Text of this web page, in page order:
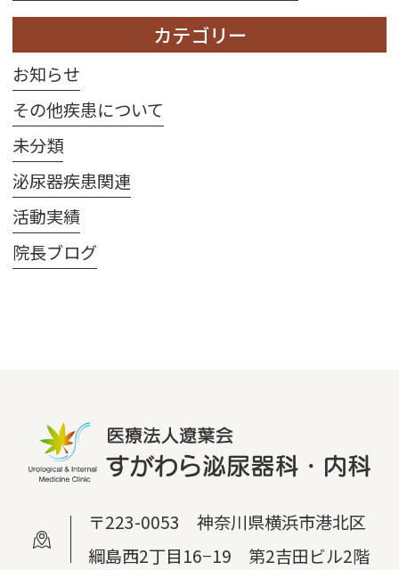
カテゴリー
お知らせ
その他疾患について
未分類
泌尿器疾患関連
活動実績
院長ブログ
〒223-0053 神奈川県横浜市港北区
綱島西2丁目16−19 第2吉田ビル2階